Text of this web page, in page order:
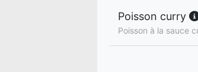
Poisson curry
Poisson à la sauce